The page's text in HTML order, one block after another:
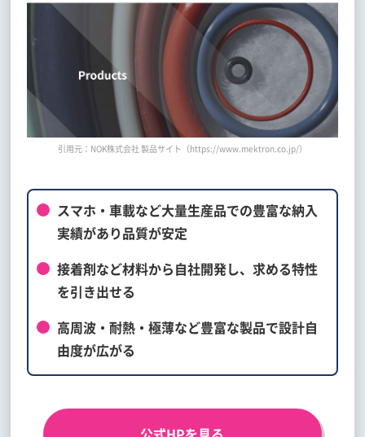
引用元：NOK株式会社 製品サイト（https://www.mektron.co.jp/）
スマホ・車載など大量生産品での豊富な納入
実績があり品質が安定
接着剤など材料から自社開発し、求める特性
を引き出せる
高周波・耐熱・極薄など豊富な製品で設計自
由度が広がる